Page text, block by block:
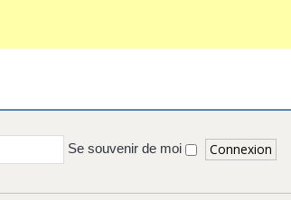
Se souvenir de moi